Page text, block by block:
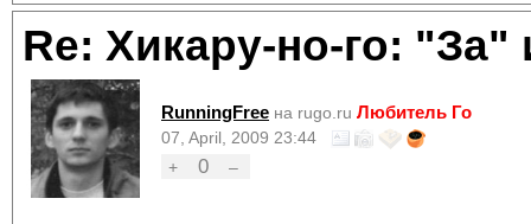
Re: Хикару-но-го:
RunningFree на rugo.ru Любитель Го
07, April, 2009 23:44
+
0 –